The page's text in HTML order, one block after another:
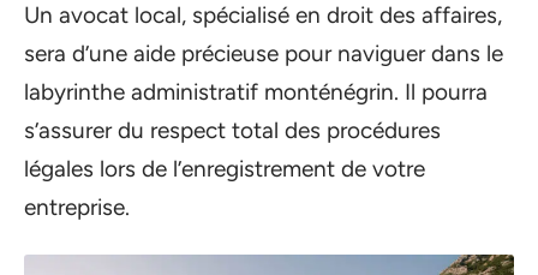
Un avocat local, spécialisé en droit des affaires,
sera d’une aide précieuse pour naviguer dans le
labyrinthe administratif monténégrin. Il pourra
s’assurer du respect total des procédures
légales lors de l’enregistrement de votre
entreprise.